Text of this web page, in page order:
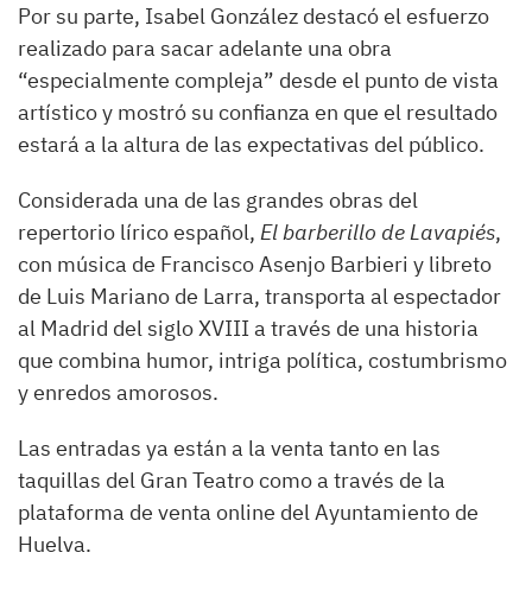
Por su parte, Isabel González destacó el esfuerzo
realizado para sacar adelante una obra
“especialmente compleja” desde el punto de vista
artístico y mostró su confianza en que el resultado
estará a la altura de las expectativas del público.
Considerada una de las grandes obras del
repertorio lírico español, El barberillo de Lavapiés,
con música de Francisco Asenjo Barbieri y libreto
de Luis Mariano de Larra, transporta al espectador
al Madrid del siglo XVIII a través de una historia
que combina humor, intriga política, costumbrismo
y enredos amorosos.
Las entradas ya están a la venta tanto en las
taquillas del Gran Teatro como a través de la
plataforma de venta online del Ayuntamiento de
Huelva.